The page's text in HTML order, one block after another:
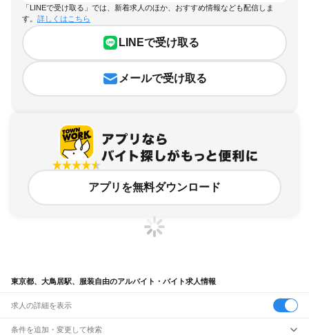
「LINEで受け取る」では、新着求人のほか、おすすめ情報なども配信しま
す。 詳しくはこちら
LINEで受け取る
メールで受け取る
アプリを無料ダウンロード
東京都、大鳥居駅、服装自由のアルバイト・バイト求人情報
求人の詳細を表示
条件を追加・変更して検索